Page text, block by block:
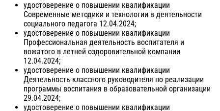
удостоверение о повышении квалификации
Современные методики и технологии в деятельности
социального педагога 12.04.2024;
удостоверение о повышении квалификации
Профессиональная деятельность воспитателя и
вожатого в летней оздоровительной компании
12.04.2024;
удостоверение о повышении квалификации
Деятельность классного руководителя по реализации
программы воспитания в образовательной организации
29.04.2024;
удостоверение о повышении квалификации